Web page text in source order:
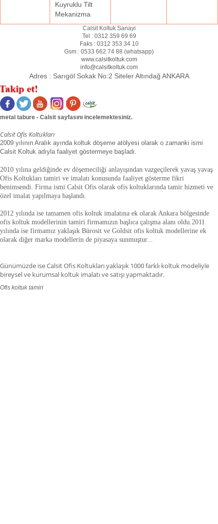
Kuyruklu Tilt
Mekanizma
Calsit Koltuk Sanayi
Tel : 0312 359 69 69
Faks : 0312 353 34 10
Gsm : 0533 662 74 88 (whatsapp)
www.calsitkoltuk.com
info@calsitkoltuk.com
Adres : Sarıgöl Sokak No:2 Siteler Altındağ ANKARA
metal tabure - Calsit sayfasını incelemektesiniz.
Calsit Ofis Koltukları
2009 yılının Aralık ayında koltuk döşeme atölyesi olarak o zamanki ismi
Calsit Koltuk adıyla faaliyet göstermeye başladı.
2010 yılına geldiğinde ev döşemeciliği anlayışından vazgeçilerek yavaş yavaş
Ofis Koltukları tamiri ve imalatı konusunda faaliyet gösterme fikri
benimsendi. Firma ismi Calsit Ofis olarak ofis koltuklarında tamir hizmeti ve
özel imalat yapılmaya başlandı.
2012 yılında ise tamamen ofis koltuk imalatına ek olarak Ankara bölgesinde
ofis koltuk modellerinin tamiri firmamızın başlıca çalışma alanı oldu. 2011
yılında ise firmamız yaklaşık Bürosit ve Goldsit ofis koltuk modellerine ek
olarak diğer marka modellerin de piyasaya sunmuştur.
Günümüzde ise Calsit Ofis Koltukları yaklaşık 1000 farklı koltuk modeliyle
bireysel ve kurumsal koltuk imalatı ve satışı yapmaktadır.
Ofis koltuk tamiri